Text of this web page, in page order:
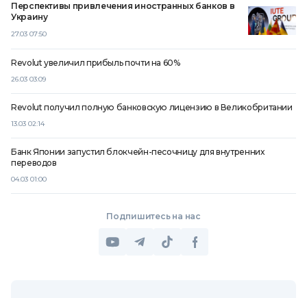
27.03 07:50
Перспективы привлечения иностранных банков в
Украину
26.03 03:09
Revolut увеличил прибыль почти на 60%
13.03 02:14
Revolut получил полную банковскую лицензию в Великобритании
04.03 01:00
Банк Японии запустил блокчейн-песочницу для внутренних
переводов
Подпишитесь на нас